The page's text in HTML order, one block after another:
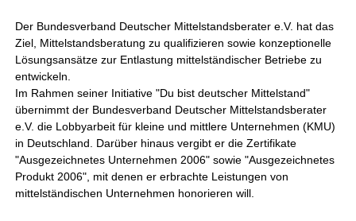
Der Bundesverband Deutscher Mittelstandsberater e.V. hat das
Ziel, Mittelstandsberatung zu qualifizieren sowie konzeptionelle
Lösungsansätze zur Entlastung mittelständischer Betriebe zu
entwickeln.
Im Rahmen seiner Initiative "Du bist deutscher Mittelstand"
übernimmt der Bundesverband Deutscher Mittelstandsberater
e.V. die Lobbyarbeit für kleine und mittlere Unternehmen (KMU)
in Deutschland. Darüber hinaus vergibt er die Zertifikate
"Ausgezeichnetes Unternehmen 2006" sowie "Ausgezeichnetes
Produkt 2006", mit denen er erbrachte Leistungen von
mittelständischen Unternehmen honorieren will.